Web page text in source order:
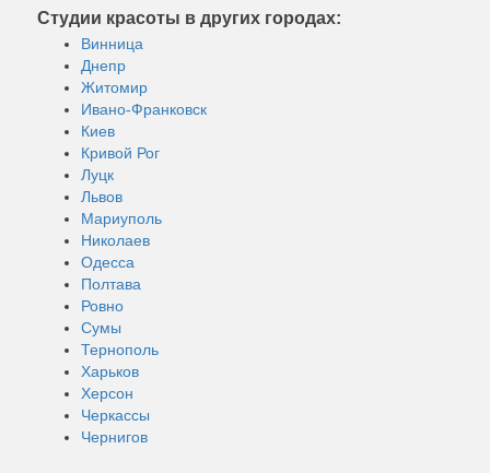
Студии красоты в других городах:
Винница
Днепр
Житомир
Ивано-Франковск
Киев
Кривой Рог
Луцк
Львов
Мариуполь
Николаев
Одесса
Полтава
Ровно
Сумы
Тернополь
Харьков
Херсон
Черкассы
Чернигов